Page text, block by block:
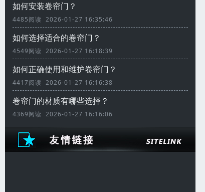
如何安装卷帘门？
4485阅读 2026-01-27 16:35:46
如何选择适合的卷帘门？
4549阅读 2026-01-27 16:18:39
如何正确使用和维护卷帘门？
4417阅读 2026-01-27 16:16:38
卷帘门的材质有哪些选择？
4369阅读 2026-01-27 16:16:06